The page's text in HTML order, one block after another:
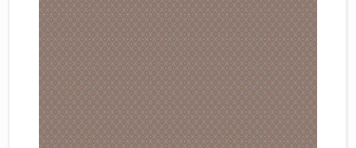
...
Emiliana Parati
Fipar
Grandeco
Kerama Marazzi
Marburg
Краска